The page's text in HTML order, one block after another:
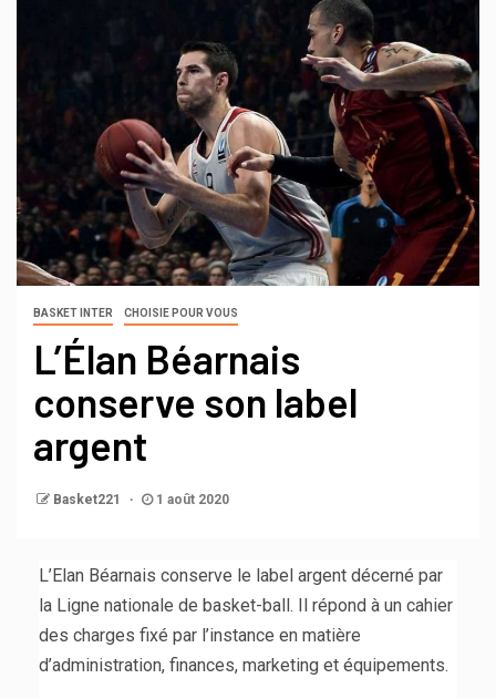
BASKET INTER CHOISIE POUR VOUS
L’Élan Béarnais
conserve son label
argent
Basket221 1 août 2020
L’Elan Béarnais conserve le label argent décerné par
la Ligne nationale de basket-ball. Il répond à un cahier
des charges fixé par l’instance en matière
d’administration, finances, marketing et équipements.